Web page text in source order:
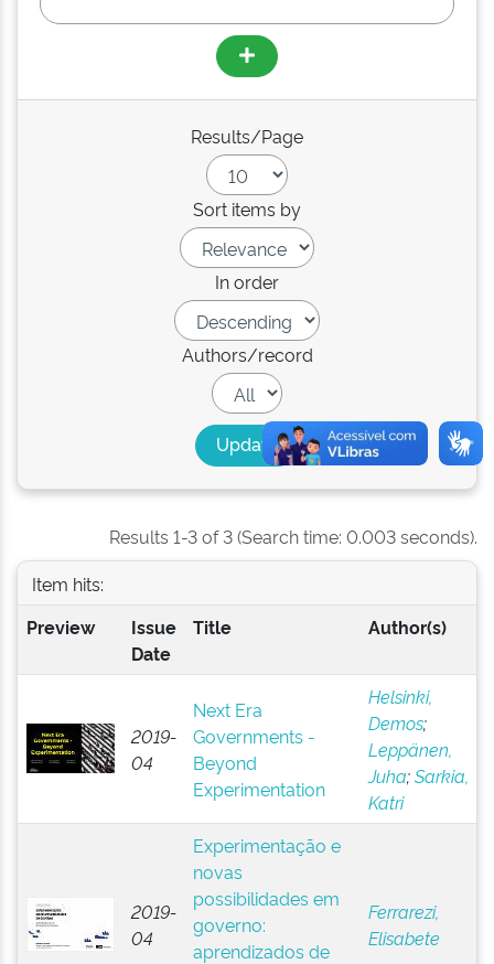
Results/Page
Sort items by
In order
Authors/record
Results 1-3 of 3 (Search time: 0.003 seconds).
Item hits:
Preview
Issue
Date
Title Author(s)
2019-
04
Next Era
Governments -
Beyond
Experimentation
Helsinki,
Demos;
Leppänen,
Juha;Sarkia,
Katri
2019-
04
Experimentação e
novas
possibilidades em
governo:
aprendizados de
Ferrarezi,
Elisabete